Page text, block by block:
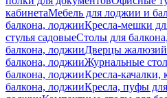
кабинетаМебель для лоджии и
балкона, лоджииКресла-мешки
стулья садовыеСтолы для
балкона, лоджииДверцы
балкона, лоджииЖурнальные
балкона, лоджииКресла-качалки,
балкона, лоджииКресла, пуфы